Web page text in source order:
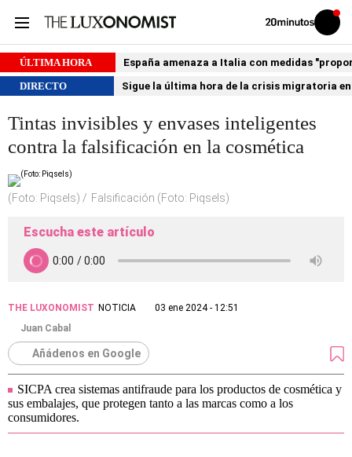
Volver
Iniciar
sesión
ÚLTIMA HORA
España amenaza a Italia con medidas
DIRECTO
Sigue la última hora de la crisis migratoria
Tintas invisibles y envases inteligentes
contra la falsificación en la cosmética
(Foto: Piqsels) Falsificación (Foto: Piqsels)
Escucha este artículo
THE LUXONOMIST NOTICIA
03 ene 2024 - 12:51
Juan Cabal
Añádenos en Google
SICPA crea sistemas antifraude para los productos de cosmética y
sus embalajes, que protegen tanto a las marcas como a los
consumidores.